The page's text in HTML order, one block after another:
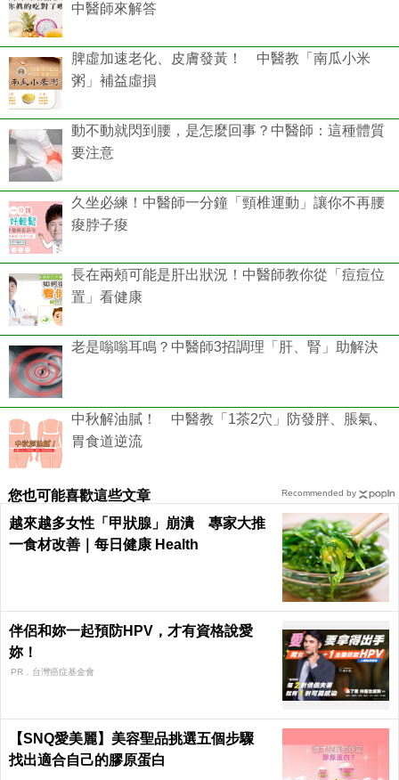
中醫師來解答
脾虛加速老化、皮膚發黃！ 中醫教「南瓜小米
粥」補益虛損
動不動就閃到腰，是怎麼回事？中醫師：這種體質
要注意
久坐必練！中醫師一分鐘「頸椎運動」讓你不再腰
痠脖子痠
長在兩頰可能是肝出狀況！中醫師教你從「痘痘位
置」看健康
老是嗡嗡耳鳴？中醫師3招調理「肝、腎」助解決
中秋解油膩！ 中醫教「1茶2穴」防發胖、脹氣、
胃食道逆流
您也可能喜歡這些文章
越來越多女性「甲狀腺」崩潰 專家大推
一食材改善｜每日健康 Health
伴侶和妳一起預防HPV，才有資格說愛
妳！
PR．台灣癌症基金會
【SNQ愛美麗】美容聖品挑選五個步驟
找出適合自己的膠原蛋白
Recommended by